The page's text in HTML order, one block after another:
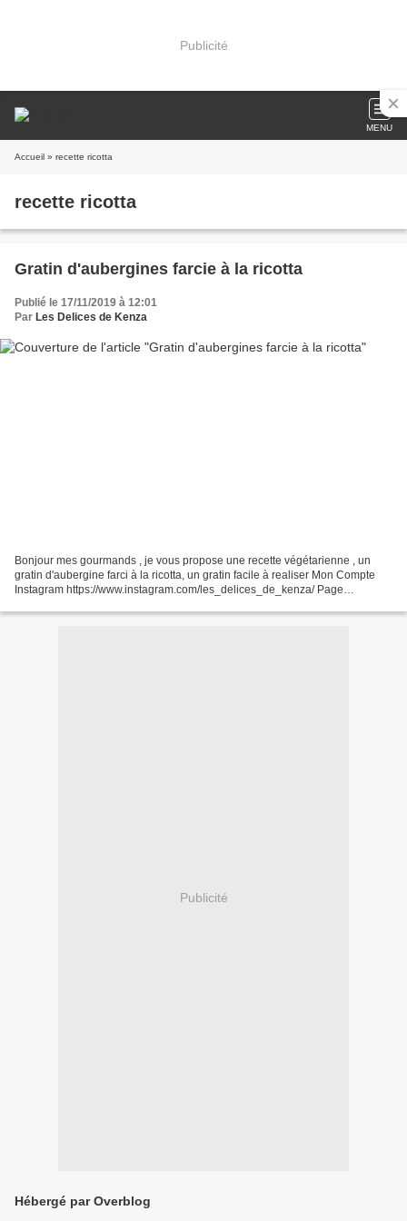
Publicité
MENU
Accueil » recette ricotta
recette ricotta
Gratin d'aubergines farcie à la ricotta
Publié le 17/11/2019 à 12:01
Par Les Delices de Kenza
Bonjour mes gourmands , je vous propose une recette végétarienne , un
gratin d'aubergine farci à la ricotta, un gratin facile à realiser Mon Compte
Instagram https://www.instagram.com/les_delices_de_kenza/ Page
Publicité
Hébergé par Overblog